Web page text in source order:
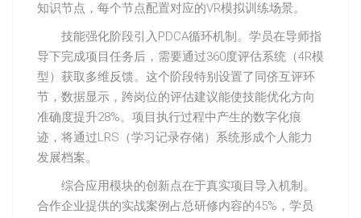
知识节点，每个节点配置对应的VR模拟训练场景。
技能强化阶段引入PDCA循环机制。学员在导师指
导下完成项目任务后，需要通过360度评估系统（4R模
型）获取多维反馈。这个阶段特别设置了同侪互评环
节，数据显示，跨岗位的评估建议能使技能优化方向
准确度提升28%。项目执行过程中产生的数字化痕
迹，将通过LRS（学习记录存储）系统形成个人能力
发展档案。
综合应用模块的创新点在于真实项目导入机制。
合作企业提供的实战案例占总研修内容的45%，学员